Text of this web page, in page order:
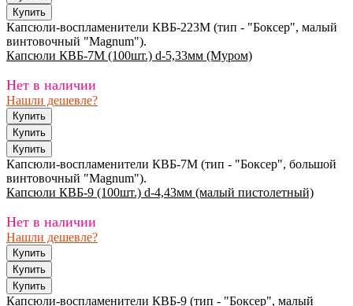
Капсюли-воспламенители КВБ-223М (тип - "Боксер", малый
винтовочный "Magnum").
Капсюли КВБ-7М (100шт.) d-5,33мм (Муром)
Нет в наличии
Нашли дешевле?
Капсюли-воспламенители КВБ-7М (тип - "Боксер", большой
винтовочный "Magnum").
Капсюли КВБ-9 (100шт.) d-4,43мм (малый пистолетный)
Нет в наличии
Нашли дешевле?
Капсюли-воспламенители КВБ-9 (тип - "Боксер", малый